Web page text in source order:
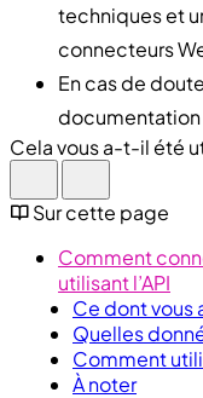
techniques et
connecteurs
En cas de
Cela vous a-t-il été
Sur cette page
Comment
utilisant l’API
Ce dont vous
Quelles
Comment
À noter